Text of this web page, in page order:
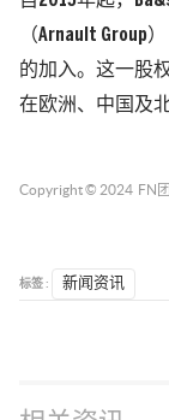
（Arnault Group
的加入。这一股
在欧洲、中国及
Copyright © 2024 FN
标签 : 新闻资讯